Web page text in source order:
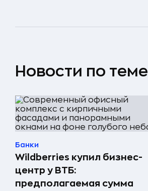
Новости по теме
Банки
Wildberries купил бизнес-
центр у ВТБ:
предполагаемая сумма